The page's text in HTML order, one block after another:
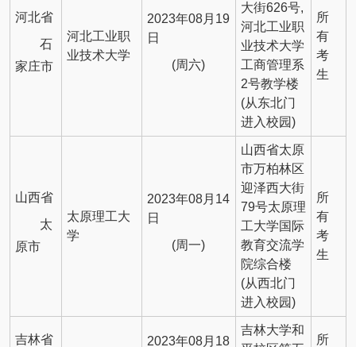
河北省
石
家庄市
河北工业职
业技术大学
2023年08月19
日
(周六)
大街626号,
河北工业职
业技术大学
工商管理系
2号教学楼
(从东北门
进入校园)
所
有
考
生
山西省
太
原市
太原理工大
学
2023年08月14
日
(周一)
山西省太原
市万柏林区
迎泽西大街
79号太原理
工大学国际
教育交流学
院综合楼
(从西北门
进入校园)
所
有
考
生
吉林省 2023年08月18
吉林大学和
所